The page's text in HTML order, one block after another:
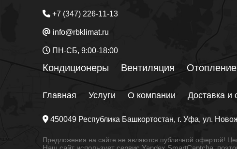
+7 (347) 226-11-13
info@rbklimat.ru
ПН-СБ, 9:00-18:00
Кондиционеры Вентиляция Отопление
Главная Услуги О компании Доставка и
450049 Республика Башкортостан, г. Уфа, ул.
Предложения на сайте не являются публичной офертой!